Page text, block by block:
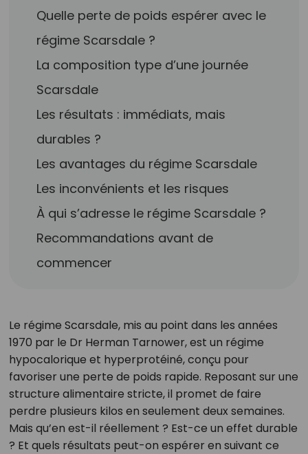
Quelle perte de poids espérer avec le
régime Scarsdale ?
La composition type d’une journée
Scarsdale
Les résultats : immédiats, mais
durables ?
Les avantages du régime Scarsdale
Les inconvénients et les risques
À qui s’adresse le régime Scarsdale ?
Recommandations avant de
commencer
Le régime Scarsdale, mis au point dans les années
1970 par le Dr Herman Tarnower, est un régime
hypocalorique et hyperprotéiné, conçu pour
favoriser une perte de poids rapide. Reposant sur une
structure alimentaire stricte, il promet de faire
perdre plusieurs kilos en seulement deux semaines.
Mais qu’en est-il réellement ? Est-ce un effet durable
? Et quels résultats peut-on espérer en suivant ce